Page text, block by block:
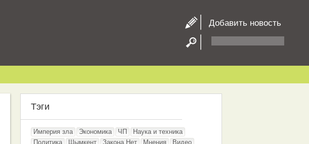
Добавить новость
Тэги
Империя зла Экономика ЧП
Наука и техника
Политика
Шымкент Закона.Нет Мнения
Видео